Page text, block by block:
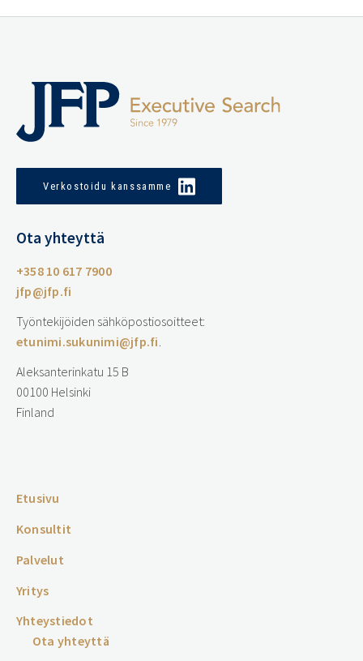
Verkostoidu kanssamme
Ota yhteyttä
+358 10 617 7900
jfp@jfp.fi
Työntekijöiden sähköpostiosoitteet:
etunimi.sukunimi@jfp.fi.
Aleksanterinkatu 15 B
00100 Helsinki
Finland
Etusivu
Konsultit
Palvelut
Yritys
Yhteystiedot
Ota yhteyttä